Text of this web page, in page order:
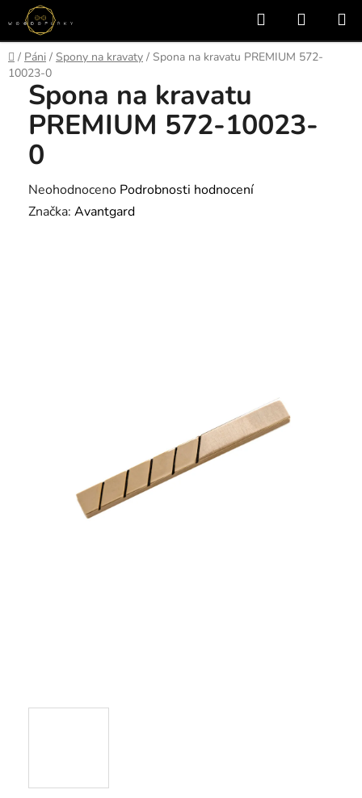
Přejít
na
obsah
Hledat
KOŠÍK
Domů
/ Páni / Spony na kravaty / Spona na kravatu PREMIUM 572-
10023-0
Spona na kravatu
PREMIUM 572-10023-
0
Průměrné
hodnocení
Neohodnoceno Podrobnosti hodnocení
Značka: Avantgard